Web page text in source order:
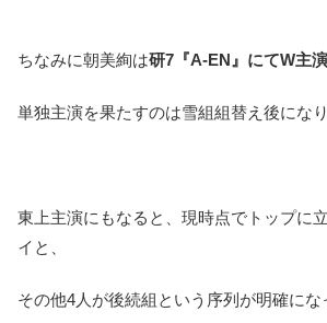
ちなみに朝美絢は研7『A-EN』にてW主演
単独主演を果たすのは雪組組替え後になり
東上主演にもなると、現時点でトップに
イと、
その他4人が後続組という序列が明確にな